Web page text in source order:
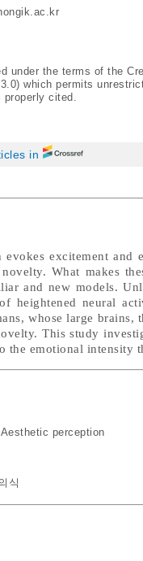
under the terms of the
) which permits
properly cited.
in
excitement
What makes
and new models.
heightened neural
whose large brains,
This study
the emotional intensity
Aesthetic perception
식